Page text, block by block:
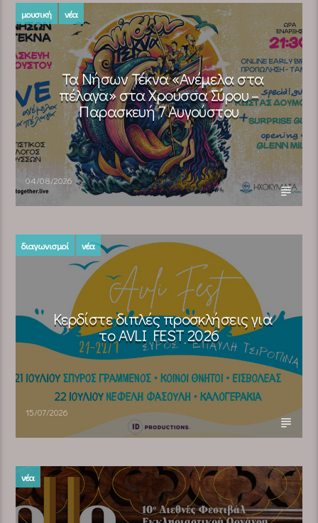
μουσική νέα
Τα Νήσων Τέκνα «Ανέμελα στα
πέλαγα» στα Χρούσσα Σύρου –
Παρασκευή 7 Αυγούστου
04/08/2026
διαγωνισμοί νέα
Κερδίστε διπλές προσκλήσεις για
το AVLI FEST 2026
15/07/2026
νέα